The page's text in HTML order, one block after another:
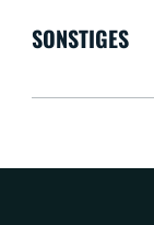
SONSTIGES